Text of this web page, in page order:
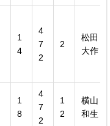
1
4
4
7
2
2
松田
大作
1
8
4
7
2
1
2
横山
和生